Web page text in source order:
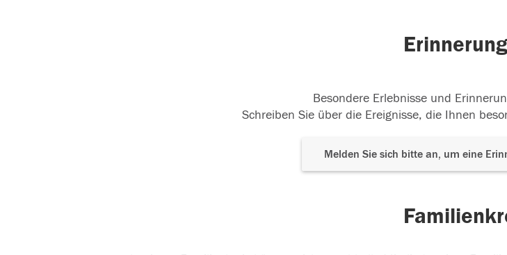
Besondere Erlebnisse und
Schreiben Sie über die Ereignisse, die Ihnen
Melden Sie sich bitte an, um eine